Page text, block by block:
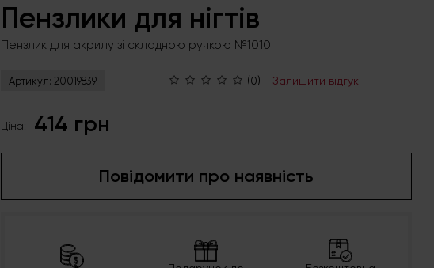
Пензлики для нігтів
Пензлик для акрилу зі складною ручкою №1010
Артикул: 20019839 (0) Залишити відгук
Ціна: 414 грн
Повідомити про наявність